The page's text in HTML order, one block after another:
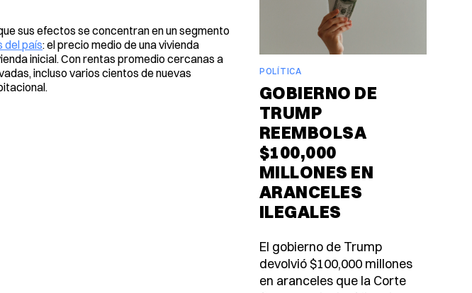
sus efectos se concentran en un segmento
del país: el precio medio de una vivienda
inicial. Con rentas promedio cercanas a
incluso varios cientos de nuevas
POLÍTICA
GOBIERNO DE
TRUMP
REEMBOLSA
$100,000
MILLONES EN
ARANCELES
ILEGALES
El gobierno de Trump
devolvió $100,000 millones
en aranceles que la Corte